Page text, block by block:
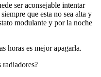
ser aconsejable intentar
que esta no sea alta y
modulante y por la noche
horas es mejor apagarla.
radiadores?